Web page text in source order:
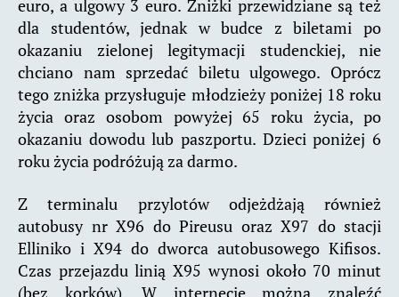
euro, a ulgowy 3 euro. Zniżki przewidziane są też
dla studentów, jednak w budce z biletami po
okazaniu zielonej legitymacji studenckiej, nie
chciano nam sprzedać biletu ulgowego. Oprócz
tego zniżka przysługuje młodzieży poniżej 18 roku
życia oraz osobom powyżej 65 roku życia, po
okazaniu dowodu lub paszportu. Dzieci poniżej 6
roku życia podróżują za darmo.
Z terminalu przylotów odjeżdżają również
autobusy nr X96 do Pireusu oraz X97 do stacji
Elliniko i X94 do dworca autobusowego Kifisos.
Czas przejazdu linią X95 wynosi około 70 minut
(bez korków). W internecie można znaleźć